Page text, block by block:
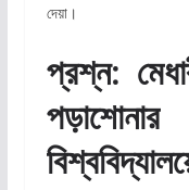
দেয়া।
প্রশ্ন: